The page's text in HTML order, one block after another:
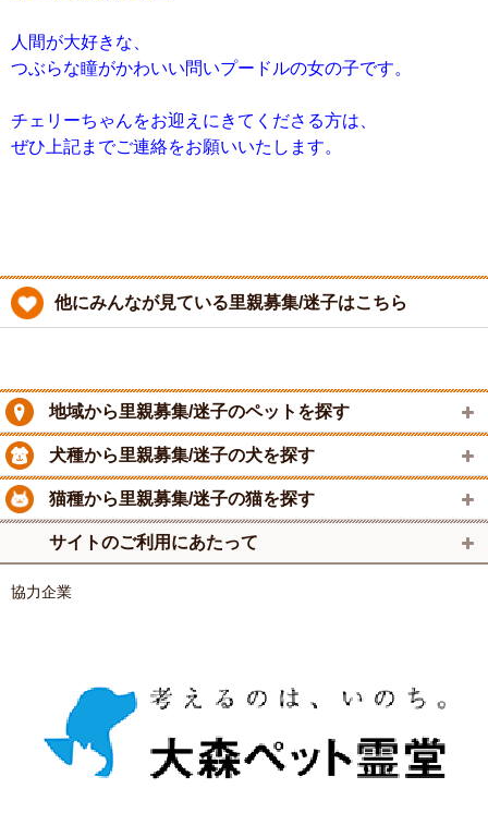
人間が大好きな、
つぶらな瞳がかわいい問いプードルの女の子です。
チェリーちゃんをお迎えにきてくださる方は、
ぜひ上記までご連絡をお願いいたします。
他にみんなが見ている里親募集/迷子はこちら
地域から里親募集/迷子のペットを探す
犬種から里親募集/迷子の犬を探す
猫種から里親募集/迷子の猫を探す
サイトのご利用にあたって
協力企業